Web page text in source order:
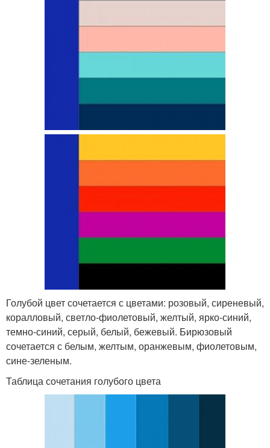
Голубой цвет сочетается с цветами: розовый, сиреневый,
коралловый, светло-фиолетовый, желтый, ярко-синий,
темно-синий, серый, белый, бежевый. Бирюзовый
сочетается с белым, желтым, оранжевым, фиолетовым,
сине-зеленым.
Таблица сочетания голубого цвета